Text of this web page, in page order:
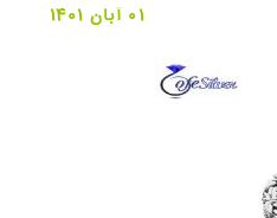
01 آبان 1401